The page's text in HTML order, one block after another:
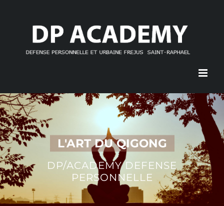
L'ART DU QIGONG
DP/ACADEMY DEFENSE
PERSONNELLE